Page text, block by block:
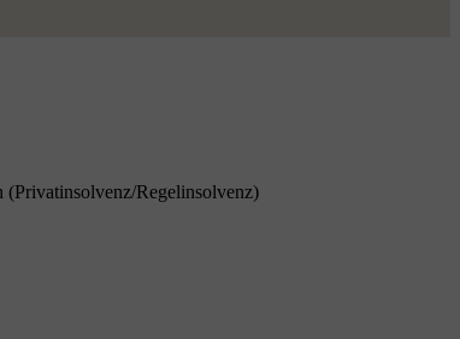
Regelinsolvenz)